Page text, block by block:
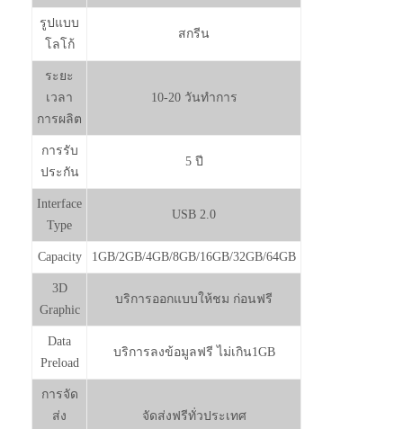
รูปแบบ
โลโก้
สกรีน
ระยะ
เวลา
การผลิต
10-20 วันทำการ
การรับ
ประกัน
5 ปี
Interface
Type
USB 2.0
Capacity 1GB/2GB/4GB/8GB/16GB/32GB/64GB
3D
Graphic
บริการออกแบบให้ชม ก่อนฟรี
Data
Preload
บริการลงข้อมูลฟรี ไม่เกิน1GB
การจัด
ส่ง
จัดส่งฟรีทั่วประเทศ